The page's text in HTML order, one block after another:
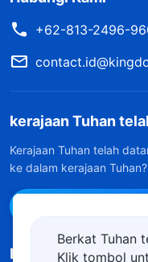
+62-813-2496-
kerajaan Tuhan
Kerajaan Tuhan telah
ke dalam kerajaan Tuhan?
Ikuti Kami
Berkat Tuhan
Klik tombol